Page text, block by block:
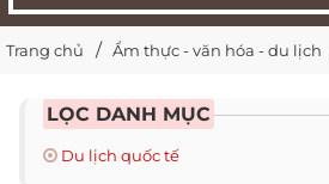
Trang chủ Ẩm thực - văn hóa - du lịch
LỌC DANH MỤC
Du lịch quốc tế